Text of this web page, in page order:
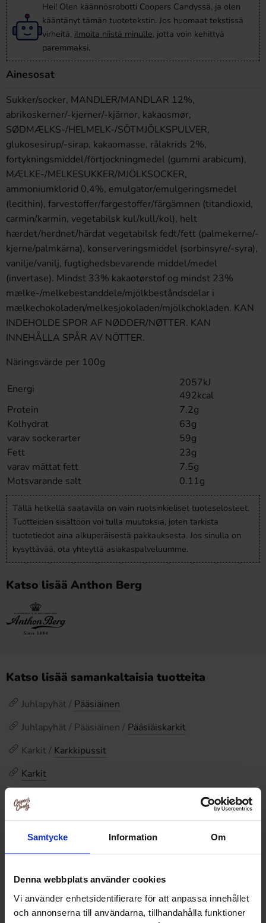
Samtycke Information Om
Denna webbplats använder cookies
Vi använder enhetsidentifierare för att anpassa innehållet
och annonserna till användarna, tillhandahålla funktioner
Hei! Olen käännösrobotti Coopers Candyssä, ja olen
kääntänyt tämän tuotetekstin. Jos huomaat tekstissä
virheitä, ilmoita niistä minulle, jotta voin kehittyä
paremmaksi.
Ainesosat
Sukker/socker, MANDLER/MANDLAR 12%,
abrikoskerner/-kjerner/-kjärnor, kakaosmør,
SØDMÆLKS-/HELMELK-/SÖTMJÖLKSPULVER,
glukosesirup/-sirap, kakaomasse, rålakrids 2%,
fortykningsmiddel/förtjockningmedel (gummi arabicum),
MÆLKE-/MELKESUKKER/MJÖLKSOCKER,
ammoniumklorid 0,4%, emulgator/emulgeringsmedel
(lecithin), farvestoffer/fargestoffer/färgämnen (titandioxid,
carmin/karmin, vegetabilsk kul/kull/kol), helt
hærdet/herdnet/härdat vegetabilsk fedt/fett (palmekerne/-
kjerne/palmkärna), konserveringsmiddel (sorbinsyre/-syra),
vanilje/vanilj, fugtighedsbevarende middel/medel
(invertase). Mindst 33% kakaotørstof og mindst 23%
mælke-/melkebestanddele/mjölkbeståndsdelar i
mælkechokoladen/melkesjokoladen/mjölkchokladen. KAN
INDEHOLDE SPOR AF NØDDER/NØTTER. KAN
INNEHÅLLA SPÅR AV NÖTTER.
Näringsvärde per 100g
Energi
2057kJ
492kcal
Protein
7.2g
Kolhydrat
63g
varav sockerarter
59g
Fett
23g
varav mättat fett
7.5g
Motsvarande salt
0.11g
Tällä hetkellä saatavilla on vain ruotsinkieliset tuoteselosteet.
Tuotteiden sisältöön voi tulla muutoksia, joten tarkista
tuotetiedot aina alkuperäisestä pakkauksesta. Jos sinulla on
kysyttävää, ota yhteyttä asiakaspalveluumme.
Katso lisää Anthon Berg
Katso lisää samankaltaisia tuotteita
Juhlapyhät / Pääsiäinen
Juhlapyhät / Pääsiäinen / Pääsiäiskarkit
Karkit / Karkkipussit
Karkit
Karkit /
Arvostelut
Hintahistoria
Alin hinta viimeisten 30 päivän aikana on4.60 EUR (2026-
08-08 )